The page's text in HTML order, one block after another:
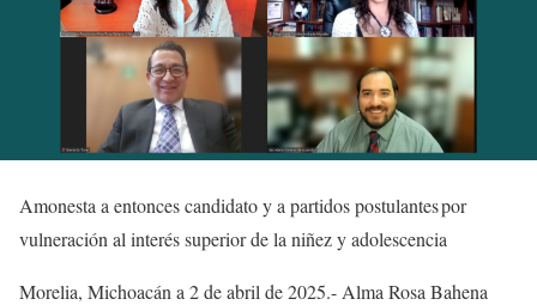
Amonesta a entonces candidato y a partidos postulantes por
vulneración al interés superior de la niñez y adolescencia
Morelia, Michoacán a 2 de abril de 2025.- Alma Rosa Bahena